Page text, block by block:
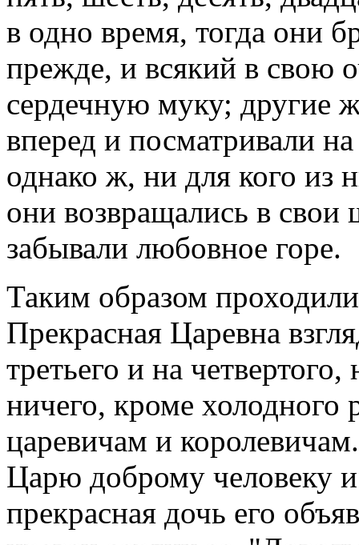
в одно время, тогда они
прежде, и всякий в свою
сердечную муку; другие
вперед и посматривали
однако ж, ни для кого из
они возвращались в свои
забывали любовное горе.
Таким образом
Прекрасная Царевна
третьего и на
ничего, кроме
царевичам и
Царю доброму человеку
прекрасная дочь его